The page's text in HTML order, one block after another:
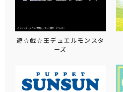
遊☆戯☆王デュエルモンスタ
ーズ